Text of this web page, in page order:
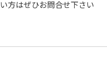
方はぜひお問合せ下さい